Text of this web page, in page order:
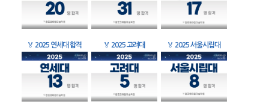
🏅 2025 연세대 합격 🏅 2025 고려대 🏅 2025 서울시립대